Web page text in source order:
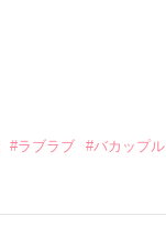
#ラブラブ #バカップル